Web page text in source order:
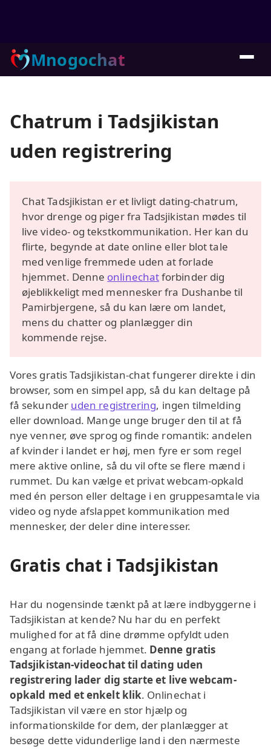
Mnogochat
Chatrum i Tadsjikistan
uden registrering
Chat Tadsjikistan er et livligt dating-chatrum,
hvor drenge og piger fra Tadsjikistan mødes til
live video- og tekstkommunikation. Her kan du
flirte, begynde at date online eller blot tale
med venlige fremmede uden at forlade
hjemmet. Denne onlinechatforbinder dig
øjeblikkeligt med mennesker fra Dushanbe til
Pamirbjergene, så du kan lære om landet,
mens du chatter og planlægger din
kommende rejse.
Vores gratis Tadsjikistan-chat fungerer direkte i din
browser, som en simpel app, så du kan deltage på
få sekunder uden registrering, ingen tilmelding
eller download. Mange unge bruger den til at få
nye venner, øve sprog og finde romantik: andelen
af kvinder i landet er høj, men fyre er som regel
mere aktive online, så du vil ofte se flere mænd i
rummet. Du kan vælge et privat webcam-opkald
med én person eller deltage i en gruppesamtale via
video og nyde afslappet kommunikation med
mennesker, der deler dine interesser.
Gratis chat i Tadsjikistan
Har du nogensinde tænkt på at lære indbyggerne i
Tadsjikistan at kende? Nu har du en perfekt
mulighed for at få dine drømme opfyldt uden
engang at forlade hjemmet. Denne gratis
Tadsjikistan-videochat til dating uden
registrering lader dig starte et live webcam-
opkald med et enkelt klik. Onlinechat i
Tadsjikistan vil være en stor hjælp og
informationskilde for dem, der planlægger at
besøge dette vidunderlige land i den nærmeste